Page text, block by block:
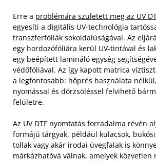
Erre a problémára született meg az UV
egyesíti a digitális UV-technológia
transzferfóliák sokoldalúságával. Az
egy hordozófóliára kerül UV-tintával és
egy beépített lamináló egység
védőfóliával. Az így kapott matrica
a legfontosabb: hőprés használata
nyomással és dörzsöléssel felvihető
felületre.
Az UV DTF nyomtatás forradalma révén
formájú tárgyak, például kulacsok,
tollak vagy akár irodai üvegfalak is
márkázhatóvá válnak, amelyek közvetlen